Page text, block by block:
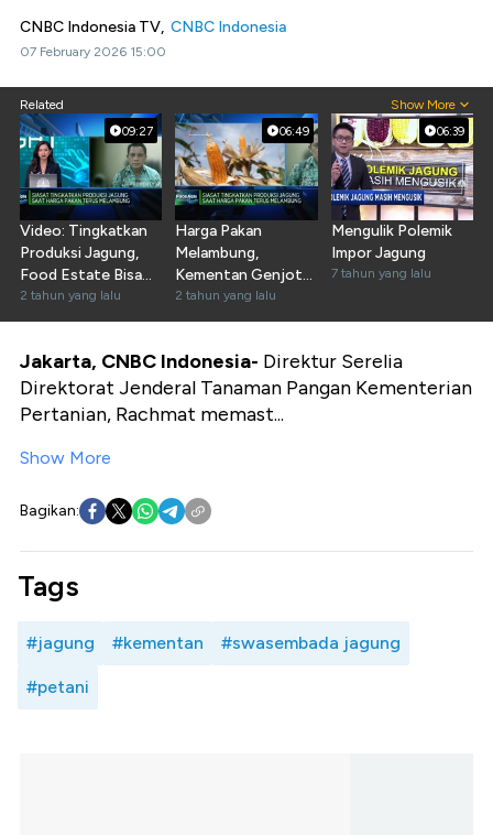
CNBC Indonesia TV, CNBC Indonesia
07 February 2026 15:00
Related Show More
09:27
Video: Tingkatkan
Produksi Jagung,
Food Estate Bisa
Jadi Andalan?
2 tahun yang lalu
06:49
Harga Pakan
Melambung,
Kementan Genjot
Produksi Jagung
16,6 Juta Ton
2 tahun yang lalu
06:39
Mengulik Polemik
Impor Jagung
7 tahun yang lalu
Jakarta, CNBC Indonesia- Direktur Serelia
Direktorat Jenderal Tanaman Pangan Kementerian
Pertanian, Rachmat memast...
Show More
Bagikan:
Tags
#jagung #kementan #swasembada jagung
#petani